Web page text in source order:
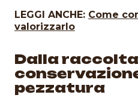
LEGGI ANCHE: Come
valorizzarlo
Dalla raccolta
pezzatura